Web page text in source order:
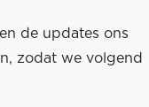
de updates ons
zodat we volgend